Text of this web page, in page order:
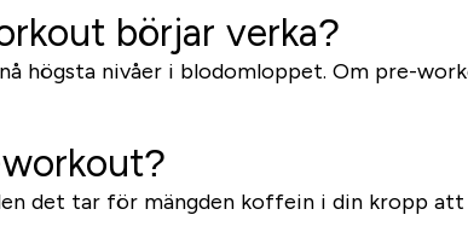
börjar verka?
nivåer i blodomloppet. Om pre-
det tar för mängden koffein i din kropp att